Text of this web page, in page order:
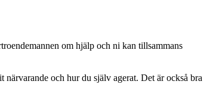
om hjälp och ni kan tillsammans
och hur du själv agerat. Det är också bra